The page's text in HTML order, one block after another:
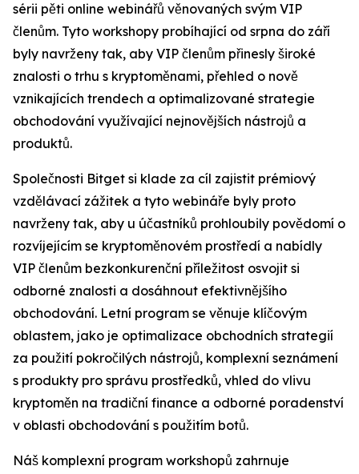
sérii pěti online webinářů věnovaných svým VIP
členům. Tyto workshopy probíhající od srpna do září
byly navrženy tak, aby VIP členům přinesly široké
znalosti o trhu s kryptoměnami, přehled o nově
vznikajících trendech a optimalizované strategie
obchodování využívající nejnovějších nástrojů a
produktů.
Společnosti Bitget si klade za cíl zajistit prémiový
vzdělávací zážitek a tyto webináře byly proto
navrženy tak, aby u účastníků prohloubily povědomí o
rozvíjejícím se kryptoměnovém prostředí a nabídly
VIP členům bezkonkurenční příležitost osvojit si
odborné znalosti a dosáhnout efektivnějšího
obchodování. Letní program se věnuje klíčovým
oblastem, jako je optimalizace obchodních strategií
za použití pokročilých nástrojů, komplexní seznámení
s produkty pro správu prostředků, vhled do vlivu
kryptoměn na tradiční finance a odborné poradenství
v oblasti obchodování s použitím botů.
Náš komplexní program workshopů zahrnuje